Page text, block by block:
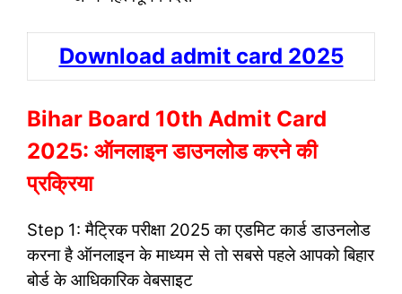
Download admit card 2025
Bihar Board 10th Admit Card
2025: ऑनलाइन डाउनलोड करने की
प्रक्रिया
Step 1: मैट्रिक परीक्षा 2025 का एडमिट कार्ड डाउनलोड
करना है ऑनलाइन के माध्यम से तो सबसे पहले आपको बिहार
बोर्ड के आधिकारिक वेबसाइट